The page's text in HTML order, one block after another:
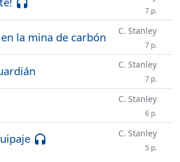
headset
7 p.
la mina de carbón C. Stanley
7 p.
C. Stanley
7 p.
C. Stanley
6 p.
headset
C. Stanley
5 p.